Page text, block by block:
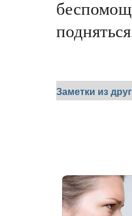
Заметки из